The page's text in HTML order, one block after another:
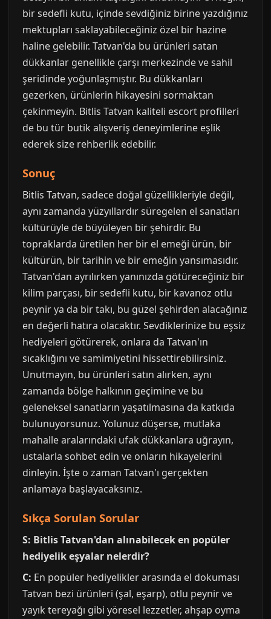
bir sedefli kutu, içinde sevdiğiniz birine yazdığınız
mektupları saklayabileceğiniz özel bir hazine
haline gelebilir. Tatvan'da bu ürünleri satan
dükkanlar genellikle çarşı merkezinde ve sahil
şeridinde yoğunlaşmıştır. Bu dükkanları
gezerken, ürünlerin hikayesini sormaktan
çekinmeyin. Bitlis Tatvan kaliteli escort profilleri
de bu tür butik alışveriş deneyimlerine eşlik
ederek size rehberlik edebilir.
Sonuç
Bitlis Tatvan, sadece doğal güzellikleriyle değil,
aynı zamanda yüzyıllardır süregelen el sanatları
kültürüyle de büyüleyen bir şehirdir. Bu
topraklarda üretilen her bir el emeği ürün, bir
kültürün, bir tarihin ve bir emeğin yansımasıdır.
Tatvan'dan ayrılırken yanınızda götüreceğiniz bir
kilim parçası, bir sedefli kutu, bir kavanoz otlu
peynir ya da bir takı, bu güzel şehirden alacağınız
en değerli hatıra olacaktır. Sevdiklerinize bu eşsiz
hediyeleri götürerek, onlara da Tatvan'ın
sıcaklığını ve samimiyetini hissettirebilirsiniz.
Unutmayın, bu ürünleri satın alırken, aynı
zamanda bölge halkının geçimine ve bu
geleneksel sanatların yaşatılmasına da katkıda
bulunuyorsunuz. Yolunuz düşerse, mutlaka
mahalle aralarındaki ufak dükkanlara uğrayın,
ustalarla sohbet edin ve onların hikayelerini
dinleyin. İşte o zaman Tatvan'ı gerçekten
anlamaya başlayacaksınız.
Sıkça Sorulan Sorular
S: Bitlis Tatvan'dan alınabilecek en popüler
hediyelik eşyalar nelerdir?
C: En popüler hediyelikler arasında el dokuması
Tatvan bezi ürünleri (şal, eşarp), otlu peynir ve
yayık tereyağı gibi yöresel lezzetler, ahşap oyma